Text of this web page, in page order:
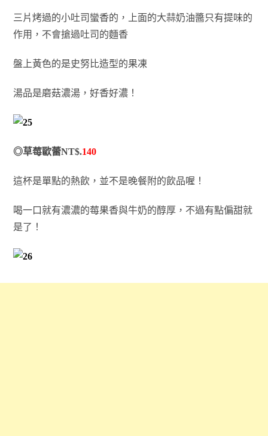
三片烤過的小吐司蠻香的，上面的大蒜奶油醬只有提味的
作用，不會搶過吐司的麵香
盤上黃色的是史努比造型的果凍
湯品是磨菇濃湯，好香好濃！
◎草莓歐蕾NT$.140
這杯是單點的熱飲，並不是晚餐附的飲品喔！
喝一口就有濃濃的莓果香與牛奶的醇厚，不過有點偏甜就
是了！